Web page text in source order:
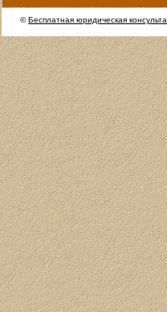
©Бесплатная юридическая